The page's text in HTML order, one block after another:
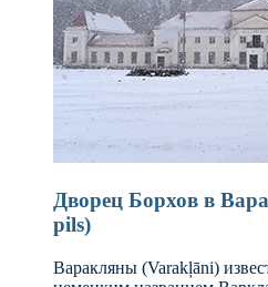
Дворец Борхов в
pils)
Варакляны (Varakļāni)